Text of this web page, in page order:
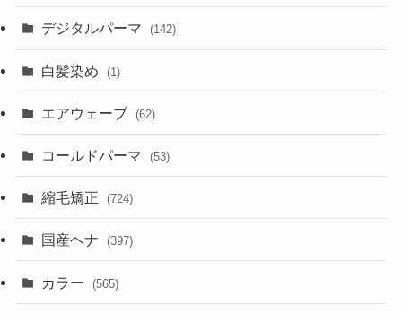
デジタルパーマ (142)
白髪染め (1)
エアウェーブ (62)
コールドパーマ (53)
縮毛矯正 (724)
国産ヘナ (397)
カラー (565)